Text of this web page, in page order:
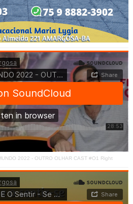
2022 - OUTRO OLHAR CAST #O1 Right